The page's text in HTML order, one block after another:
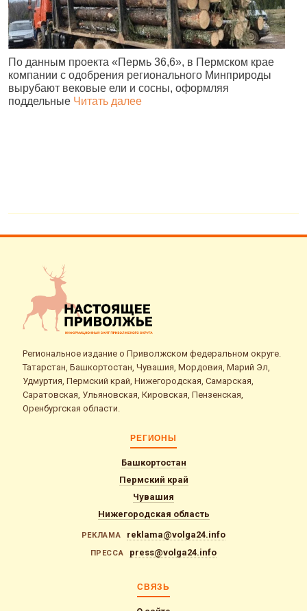
По данным проекта «Пермь 36,6», в Пермском крае
компании с одобрения регионального Минприроды
вырубают вековые ели и сосны, оформляя
поддельные Читать далее
Региональное издание о Приволжском федеральном округе.
Татарстан, Башкортостан, Чувашия, Мордовия, Марий Эл,
Удмуртия, Пермский край, Нижегородская, Самарская,
Саратовская, Ульяновская, Кировская, Пензенская,
Оренбургская области.
РЕГИОНЫ
Башкортостан
Пермский край
Чувашия
Нижегородская область
РЕКЛАМА reklama@volga24.info
ПРЕССА press@volga24.info
СВЯЗЬ